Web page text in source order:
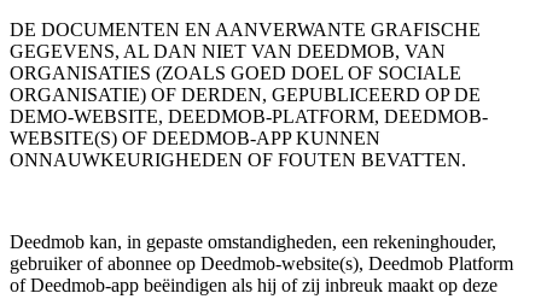
DE DOCUMENTEN EN AANVERWANTE GRAFISCHE
GEGEVENS, AL DAN NIET VAN DEEDMOB, VAN
ORGANISATIES (ZOALS GOED DOEL OF SOCIALE
ORGANISATIE) OF DERDEN, GEPUBLICEERD OP DE
DEMO-WEBSITE, DEEDMOB-PLATFORM, DEEDMOB-
WEBSITE(S) OF DEEDMOB-APP KUNNEN
ONNAUWKEURIGHEDEN OF FOUTEN BEVATTEN.
Deedmob kan, in gepaste omstandigheden, een rekeninghouder,
gebruiker of abonnee op Deedmob-website(s), Deedmob Platform
of Deedmob-app beëindigen als hij of zij inbreuk maakt op deze